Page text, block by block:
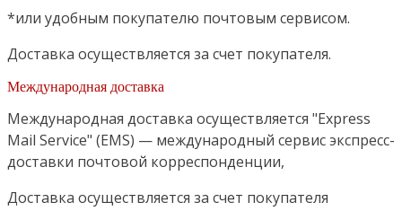
*или удобным покупателю почтовым сервисом.
Доставка осуществляется за счет покупателя.
Международная доставка
Международная доставка осуществляется "Express
Mail Service" (EMS) — международный сервис экспресс-
доставки почтовой корреспонденции,
Доставка осуществляется за счет покупателя